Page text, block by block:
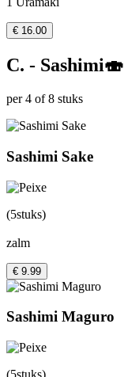
€ 16.00
C. - Sashimi🍣
per 4 of 8 stuks
Sashimi Sake
(5stuks)
zalm
€ 9.99
Sashimi Maguro
(5stuks)